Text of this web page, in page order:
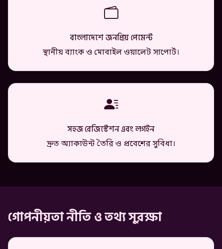
বাংলাদেশে জনপ্রিয় পেমেন্ট
স্থানীয় ব্যাংক ও মোবাইল ওয়ালেট সাপোর্ট।
সহজ রেজিস্টেশন এবং লগইন
দ্রুত অ্যাকাউন্ট তৈরি ও প্রবেশের সুবিধা।
গোপনীয়তা নীতি ও তথ্য সুরক্ষা